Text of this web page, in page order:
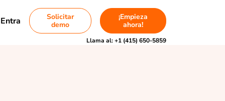
Entra
Solicitar
demo
¡Empieza
ahora!
Llama al:+1 (415) 650-5859